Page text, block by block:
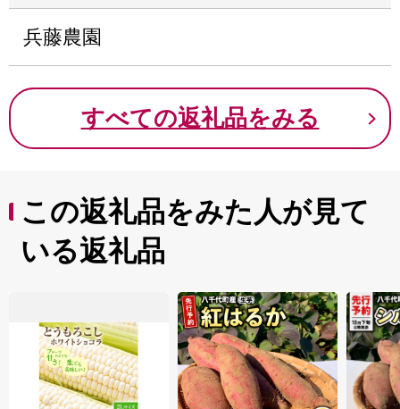
兵藤農園
すべての返礼品をみる
この返礼品をみた人が見て
いる返礼品